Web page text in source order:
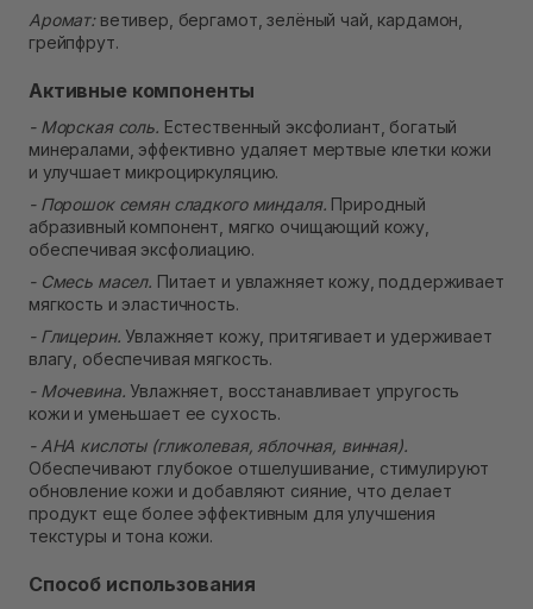
Аромат: ветивер, бергамот, зелёный чай, кардамон,
грейпфрут.
Активные компоненты
- Морская соль. Естественный эксфолиант, богатый
минералами, эффективно удаляет мертвые клетки кожи
и улучшает микроциркуляцию.
- Порошок семян сладкого миндаля. Природный
абразивный компонент, мягко очищающий кожу,
обеспечивая эксфолиацию.
- Смесь масел. Питает и увлажняет кожу, поддерживает
мягкость и эластичность.
- Глицерин. Увлажняет кожу, притягивает и удерживает
влагу, обеспечивая мягкость.
- Мочевина. Увлажняет, восстанавливает упругость
кожи и уменьшает ее сухость.
- AHA кислоты (гликолевая, яблочная, винная).
Обеспечивают глубокое отшелушивание, стимулируют
обновление кожи и добавляют сияние, что делает
продукт еще более эффективным для улучшения
текстуры и тона кожи.
Способ использования